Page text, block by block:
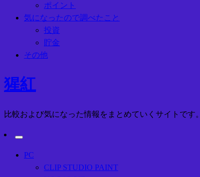
ポイント
気になったので調べたこと
投資
貯金
その他
猩紅
比較および気になった情報をまとめていくサイトです。
PC
CLIP STUDIO PAINT